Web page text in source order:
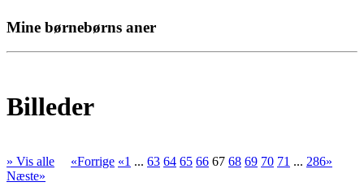
Mine børnebørns aner
Billeder
» Vis alle «Forrige «1 ... 63 64 65 66 67 68 69 70 71 ... 286»
Næste»